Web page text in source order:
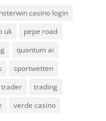
casino login
uk
pepe road
quantum ai
sportwetten
trader
trading
verde casino